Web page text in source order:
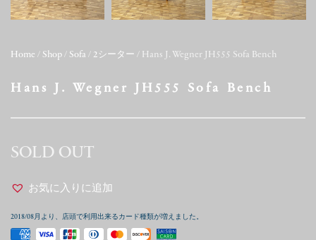
Home / Shop / Sofa / 2シーター / Hans J. Wegner JH555 Sofa Bench
Hans J. Wegner JH555 Sofa Bench
SOLD OUT
お気に入りに追加
2018/08月より、店頭で利用出来るカード種類が増えました。